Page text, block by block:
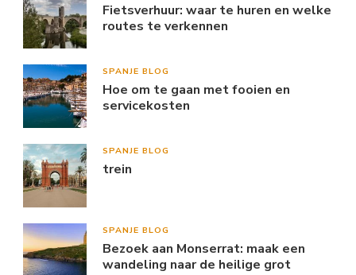
Fietsverhuur: waar te huren en welke
routes te verkennen
SPANJE BLOG
Hoe om te gaan met fooien en
servicekosten
SPANJE BLOG
trein
SPANJE BLOG
Bezoek aan Monserrat: maak een
wandeling naar de heilige grot